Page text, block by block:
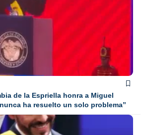
de la Espriella honra a Miguel
ha resuelto un solo problema”